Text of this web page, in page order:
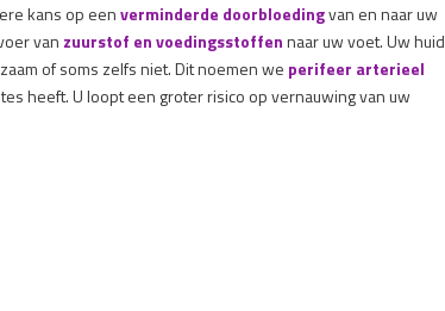
kans op eenverminderde doorbloedingvan en naar uw
van zuurstof en voedingsstoffennaar uw voet. Uw huid
of soms zelfs niet. Dit noemen we perifeer arterieel
heeft. U loopt een groter risico op vernauwing van uw